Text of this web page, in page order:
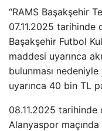
“RAMS Başakşehir
07.11.2025 tarihinde
Başakşehir Futbol
maddesi uyarınca
bulunması
uyarınca 40 bin TL
08.11.2025
Alanyaspor